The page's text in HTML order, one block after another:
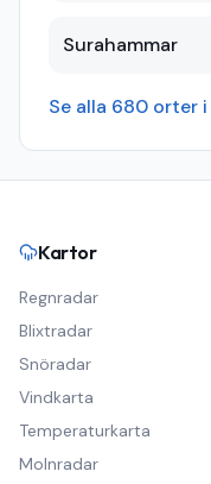
Surahammar
Se alla 680 orter i
Kartor
Regnradar
Blixtradar
Snöradar
Vindkarta
Temperaturkarta
Molnradar